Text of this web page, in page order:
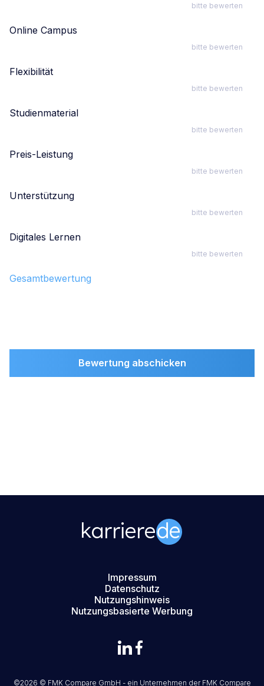
bitte bewerten
Online Campus
bitte bewerten
Flexibilität
bitte bewerten
Studienmaterial
bitte bewerten
Preis-Leistung
bitte bewerten
Unterstützung
bitte bewerten
Digitales Lernen
bitte bewerten
Gesamtbewertung
Bewertung abschicken
Impressum
Datenschutz
Nutzungshinweis
Nutzungsbasierte Werbung
©2026 © FMK Compare GmbH - ein Unternehmen der FMK Compare